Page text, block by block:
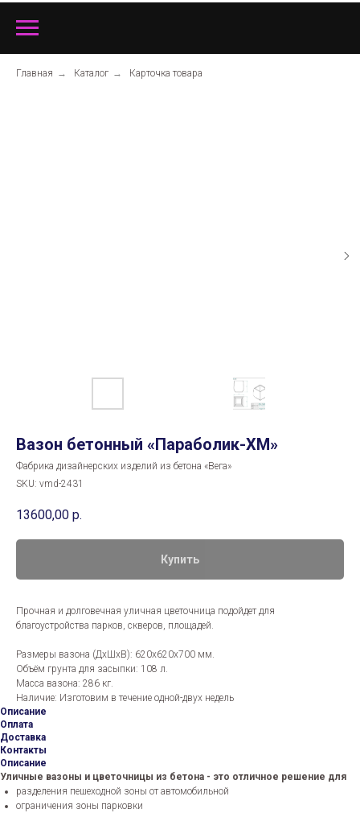
Главная → Каталог → Карточка товара
Вазон бетонный «Параболик-XM»
Фабрика дизайнерских изделий из бетона «Вега»
SKU: vmd-2431
13600,00 р.
Купить
Прочная и долговечная уличная цветочница подойдет для
благоустройства парков, скверов, площадей.
Размеры вазона (ДхШхВ): 620x620x700 мм.
Объём грунта для засыпки: 108 л.
Масса вазона: 286 кг.
Наличие: Изготовим в течение одной-двух недель
Описание
Оплата
Доставка
Контакты
Описание
Уличные вазоны и цветочницы из бетона - это отличное решение для
разделения пешеходной зоны от автомобильной
ограничения зоны парковки